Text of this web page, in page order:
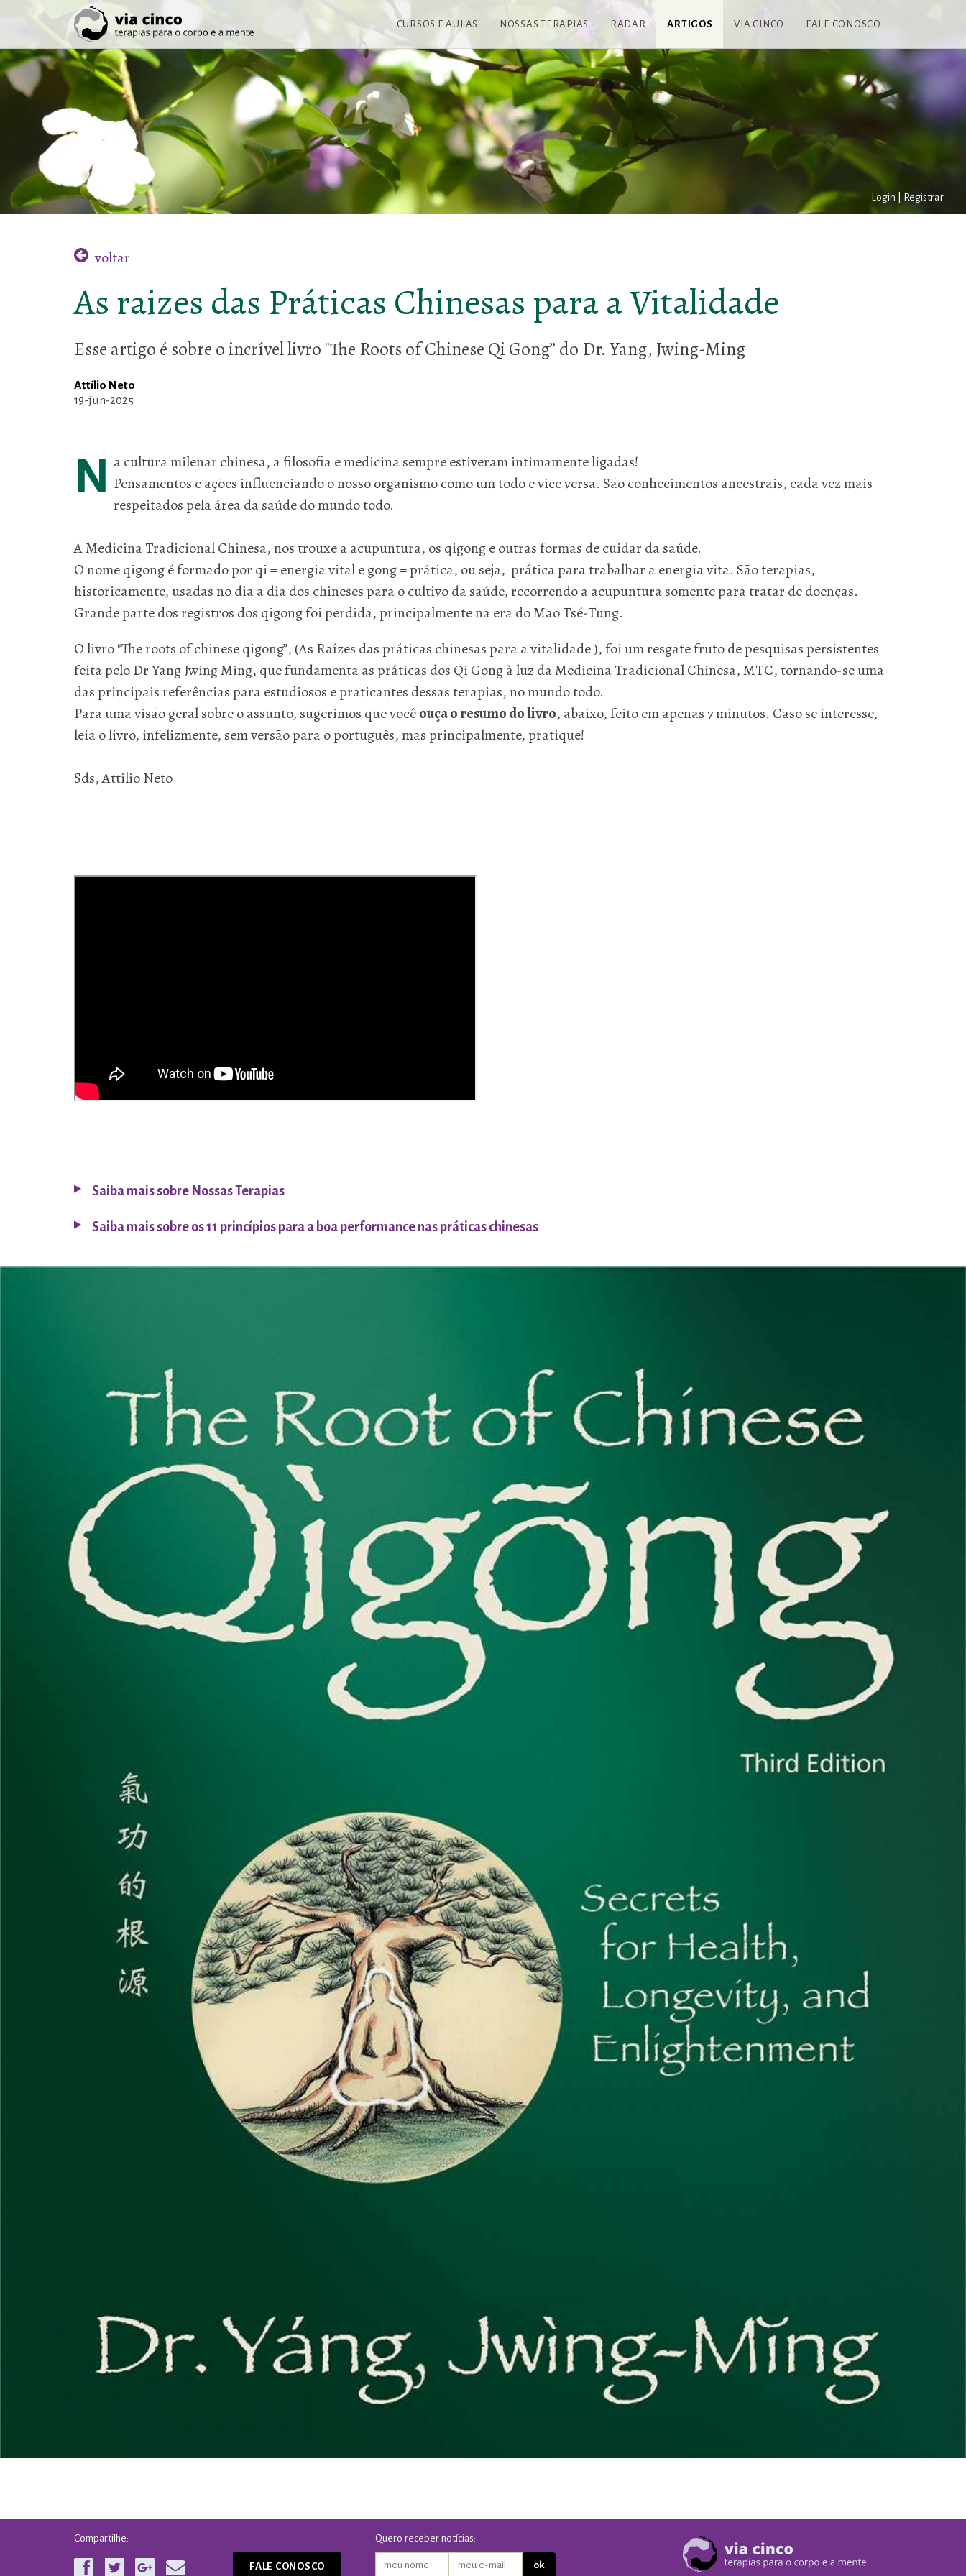
CURSOS E AULAS NOSSAS TERAPIAS RADAR ARTIGOS VIA CINCO FALE CONOSCO
Login Registrar
voltar
As raizes das Práticas Chinesas para a Vitalidade
Esse artigo é sobre o incrível livro "The Roots of Chinese Qi Gong” do Dr. Yang, Jwing-Ming
Attílio Neto
19-jun-2025
Na cultura milenar chinesa, a filosofia e medicina sempre estiveram intimamente ligadas!
Pensamentos e ações influenciando o nosso organismo como um todo e vice versa. São conhecimentos ancestrais, cada vez mais
respeitados pela área da saúde do mundo todo.
A Medicina Tradicional Chinesa, nos trouxe a acupuntura, os qigong e outras formas de cuidar da saúde.
O nome qigong é formado por qi = energia vital e gong = prática, ou seja, prática para trabalhar a energia vita. São terapias,
historicamente, usadas no dia a dia dos chineses para o cultivo da saúde, recorrendo a acupuntura somente para tratar de doenças.
Grande parte dos registros dos qigong foi perdida, principalmente na era do Mao Tsé-Tung.
O livro "The roots of chinese qigong”, (As Raízes das práticas chinesas para a vitalidade ), foi um resgate fruto de pesquisas persistentes
feita pelo Dr Yang Jwing Ming, que fundamenta as práticas dos Qi Gong à luz da Medicina Tradicional Chinesa, MTC, tornando-se uma
das principais referências para estudiosos e praticantes dessas terapias, no mundo todo.
Para uma visão geral sobre o assunto, sugerimos que vocêouça o resumo do livro, abaixo, feito em apenas 7 minutos. Caso se interesse,
leia o livro, infelizmente, sem versão para o português, mas principalmente, pratique!
Sds, Attilio Neto
Saiba mais sobre Nossas Terapias
Saiba mais sobre os 11 princípios para a boa performance nas práticas chinesas
Compartilhe:
FALE CONOSCO
Quero receber notícias: